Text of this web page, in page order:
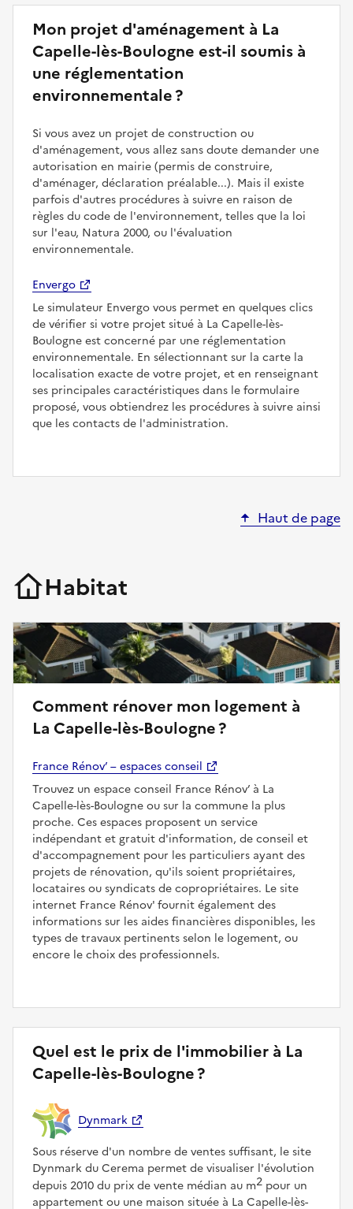
Mon projet d'aménagement à La
Capelle-lès-Boulogne est-il soumis à
une réglementation
environnementale ?
Si vous avez un projet de construction ou
d'aménagement, vous allez sans doute demander une
autorisation en mairie (permis de construire,
d'aménager, déclaration préalable...). Mais il existe
parfois d'autres procédures à suivre en raison de
règles du code de l'environnement, telles que la loi
sur l'eau, Natura 2000, ou l'évaluation
environnementale.
Envergo
Le simulateur Envergo vous permet en quelques clics
de vérifier si votre projet situé à La Capelle-lès-
Boulogne est concerné par une réglementation
environnementale. En sélectionnant sur la carte la
localisation exacte de votre projet, et en renseignant
ses principales caractéristiques dans le formulaire
proposé, vous obtiendrez les procédures à suivre ainsi
que les contacts de l'administration.
Haut de page
Habitat
Comment rénover mon logement à
La Capelle-lès-Boulogne ?
France Rénov’ – espaces conseil
Trouvez un espace conseil France Rénov’ à La
Capelle-lès-Boulogne ou sur la commune la plus
proche. Ces espaces proposent un service
indépendant et gratuit d'information, de conseil et
d'accompagnement pour les particuliers ayant des
projets de rénovation, qu'ils soient propriétaires,
locataires ou syndicats de copropriétaires. Le site
internet France Rénov' fournit également des
informations sur les aides financières disponibles, les
types de travaux pertinents selon le logement, ou
encore le choix des professionnels.
Quel est le prix de l'immobilier à La
Capelle-lès-Boulogne ?
Dynmark
Sous réserve d'un nombre de ventes suffisant, le site
Dynmark du Cerema permet de visualiser l'évolution
depuis 2010 du prix de vente médian au m2 pour un
appartement ou une maison située à La Capelle-lès-